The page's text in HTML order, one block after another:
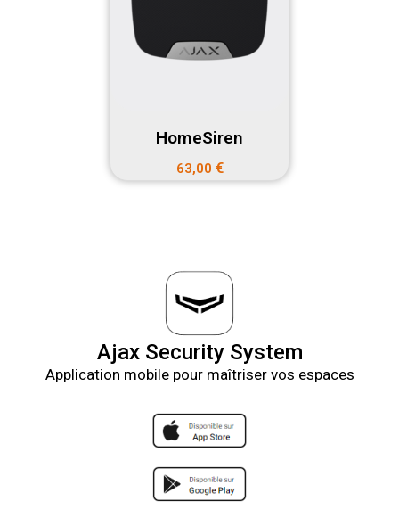
HomeSiren
63,00 €
Ajax Security System
Application mobile pour maîtriser vos espaces